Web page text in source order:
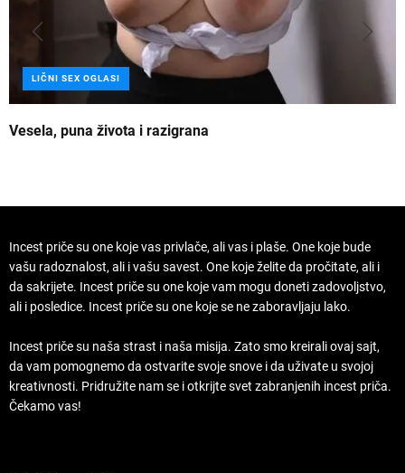
LIČNI SEX OGLASI
Vesela, puna života i razigrana
Incest priče su one koje vas privlače, ali vas i plaše. One koje bude
vašu radoznalost, ali i vašu savest. One koje želite da pročitate, ali i
da sakrijete. Incest priče su one koje vam mogu doneti zadovoljstvo,
ali i posledice. Incest priče su one koje se ne zaboravljaju lako.
Incest priče su naša strast i naša misija. Zato smo kreirali ovaj sajt,
da vam pomognemo da ostvarite svoje snove i da uživate u svojoj
kreativnosti. Pridružite nam se i otkrijte svet zabranjenih incest priča.
Čekamo vas!